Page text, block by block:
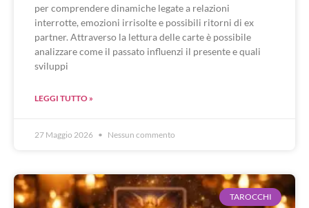
per comprendere dinamiche legate a relazioni
interrotte, emozioni irrisolte e possibili ritorni di ex
partner. Attraverso la lettura delle carte è possibile
analizzare come il passato influenzi il presente e quali
sviluppi
LEGGI TUTTO »
27 Maggio 2026 Nessun commento
TAROCCHI